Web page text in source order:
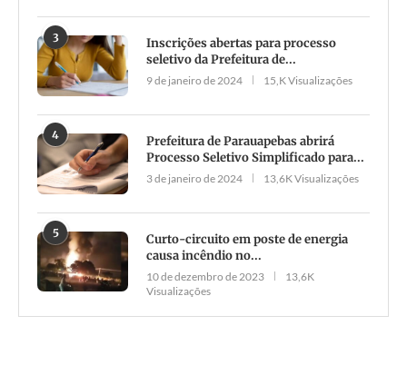
3
Inscrições abertas para processo
seletivo da Prefeitura de...
9 de janeiro de 2024 15,K Visualizações
4
Prefeitura de Parauapebas abrirá
Processo Seletivo Simplificado para...
3 de janeiro de 2024 13,6K Visualizações
5
Curto-circuito em poste de energia
causa incêndio no...
10 de dezembro de 2023
13,6K
Visualizações